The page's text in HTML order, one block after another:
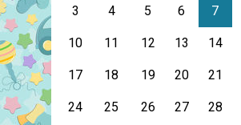
3 4 5 6 7
10 11 12 13 14
17 18 19 20 21
24 25 26 27 28